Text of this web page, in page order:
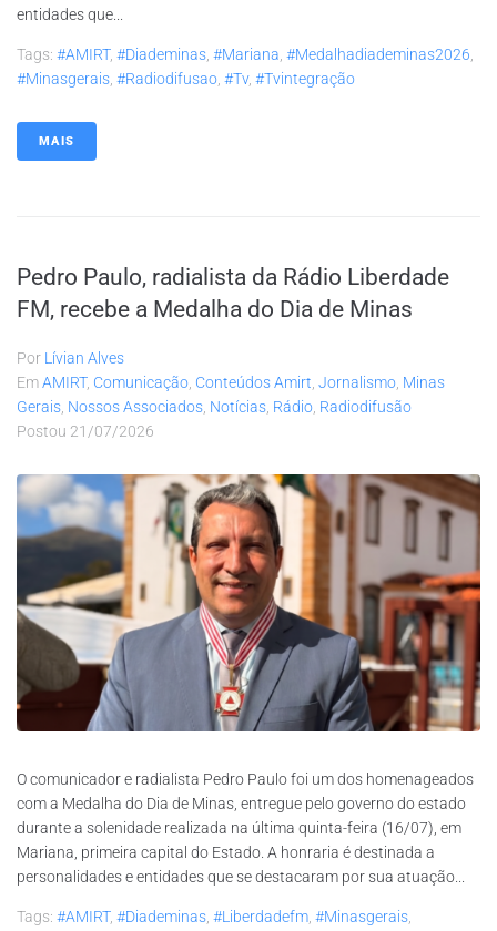
entidades que...
Tags: #AMIRT, #diademinas #mariana #medalhadiademinas2026
#minasgerais #radiodifusao #tv, #tvintegração
MAIS
Pedro Paulo, radialista da Rádio Liberdade
FM, recebe a Medalha do Dia de Minas
Por Lívian Alves
EmAMIRT, Comunicação Conteúdos Amirt Jornalismo Minas
Gerais Nossos Associados Notícias Rádio Radiodifusão
Postou 21/07/2026
O comunicador e radialista Pedro Paulo foi um dos homenageados
com a Medalha do Dia de Minas, entregue pelo governo do estado
durante a solenidade realizada na última quinta-feira (16/07), em
Mariana, primeira capital do Estado. A honraria é destinada a
personalidades e entidades que se destacaram por sua atuação...
Tags: #AMIRT, #diademinas #liberdadefm #minasgerais